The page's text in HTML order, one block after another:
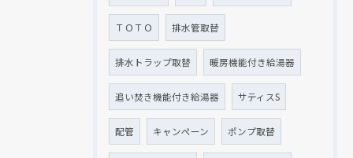
ＴＯＴＯ 排水管取替
排水トラップ取替 暖房機能付き給湯器
追い焚き機能付き給湯器 サティスS
配管 キャンペーン ポンプ取替